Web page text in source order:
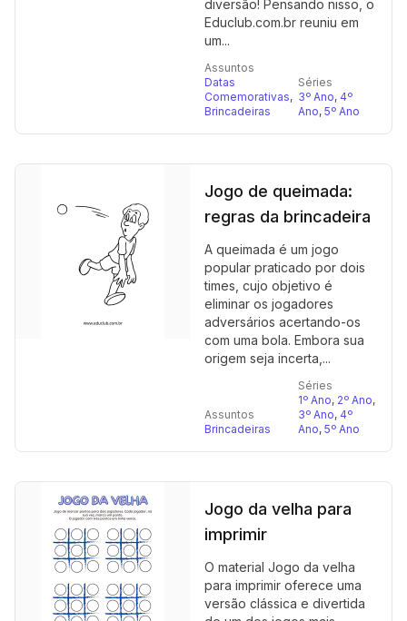
diversão! Pensando nisso, o
Educlub.com.br reuniu em
um...
Assuntos
Datas
Comemorativas,
Brincadeiras
Séries
3º Ano, 4º
Ano, 5º Ano
Jogo de queimada:
regras da brincadeira
A queimada é um jogo
popular praticado por dois
times, cujo objetivo é
eliminar os jogadores
adversários acertando-os
com uma bola. Embora sua
origem seja incerta,...
Assuntos
Brincadeiras
Séries
1º Ano, 2º Ano,
3º Ano, 4º
Ano, 5º Ano
Jogo da velha para
imprimir
O material Jogo da velha
para imprimir oferece uma
versão clássica e divertida